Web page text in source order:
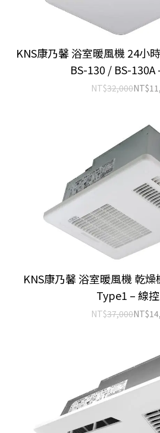
KNS康乃馨 浴室暖風機 24小
BS-130 / BS-130A
NT$32,000NT$
KNS康乃馨 浴室暖風機 乾燥
Type1 – 線
NT$37,000NT$